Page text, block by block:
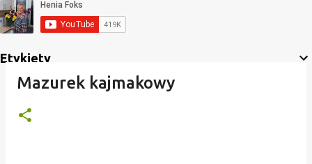
Etykiety
Mazurek kajmakowy